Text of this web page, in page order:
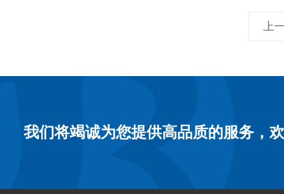
上
我们将竭诚为您提供高品质的服务，